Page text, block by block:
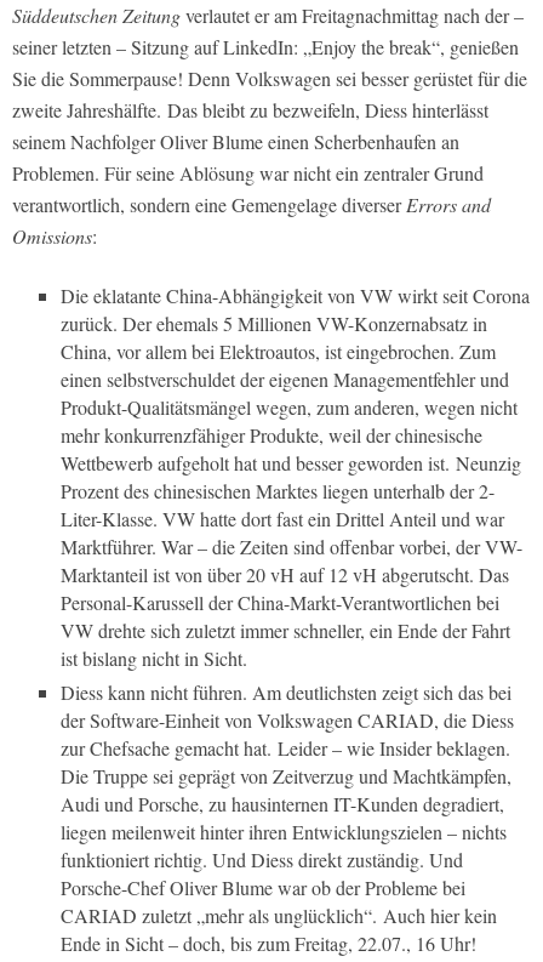
Süddeutschen Zeitungverlautet er am Freitagnachmittag nach der –
seiner letzten – Sitzung auf LinkedIn: „Enjoy the break“, genießen
Sie die Sommerpause! Denn Volkswagen sei besser gerüstet für die
zweite Jahreshälfte. Das bleibt zu bezweifeln, Diess hinterlässt
seinem Nachfolger Oliver Blume einen Scherbenhaufen an
Problemen. Für seine Ablösung war nicht ein zentraler Grund
verantwortlich, sondern eine Gemengelage diverserErrors and
Omissions:
Die eklatante China-Abhängigkeit von VW wirkt seit Corona
zurück. Der ehemals 5 Millionen VW-Konzernabsatz in
China, vor allem bei Elektroautos, ist eingebrochen. Zum
einen selbstverschuldet der eigenen Managementfehler und
Produkt-Qualitätsmängel wegen, zum anderen, wegen nicht
mehr konkurrenzfähiger Produkte, weil der chinesische
Wettbewerb aufgeholt hat und besser geworden ist. Neunzig
Prozent des chinesischen Marktes liegen unterhalb der 2-
Liter-Klasse. VW hatte dort fast ein Drittel Anteil und war
Marktführer. War – die Zeiten sind offenbar vorbei, der VW-
Marktanteil ist von über 20 vH auf 12 vH abgerutscht. Das
Personal-Karussell der China-Markt-Verantwortlichen bei
VW drehte sich zuletzt immer schneller, ein Ende der Fahrt
ist bislang nicht in Sicht.
Diess kann nicht führen. Am deutlichsten zeigt sich das bei
der Software-Einheit von Volkswagen CARIAD, die Diess
zur Chefsache gemacht hat. Leider – wie Insider beklagen.
Die Truppe sei geprägt von Zeitverzug und Machtkämpfen,
Audi und Porsche, zu hausinternen IT-Kunden degradiert,
liegen meilenweit hinter ihren Entwicklungszielen – nichts
funktioniert richtig. Und Diess direkt zuständig. Und
Porsche-Chef Oliver Blume war ob der Probleme bei
CARIAD zuletzt „mehr als unglücklich“. Auch hier kein
Ende in Sicht – doch, bis zum Freitag, 22.07., 16 Uhr!